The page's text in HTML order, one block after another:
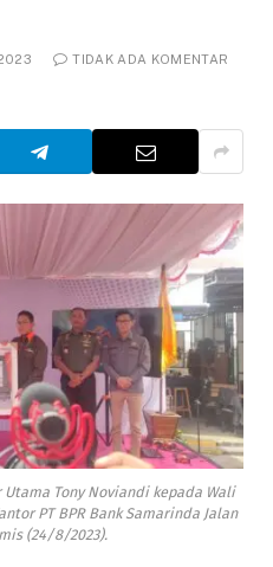
TIDAK ADA KOMENTAR
Tony Noviandi kepada Wali
PT BPR Bank Samarinda Jalan
(24/8/2023).